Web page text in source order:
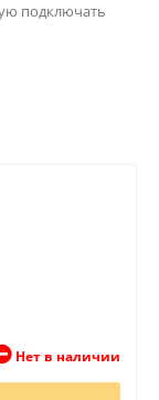
подключать
Нет в наличии